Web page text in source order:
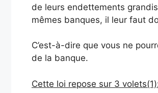
de leurs endettements
mêmes banques, il leur faut
C’est-à-dire que vous ne
de la banque.
Cette loi repose sur 3